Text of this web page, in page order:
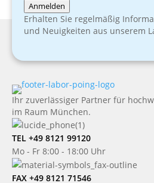
Anmelden
Erhalten Sie regelmäßig
und Neuigkeiten aus unserem
Ihr zuverlässiger Partner für
im Raum München.
TEL +49 8121 99120
Mo - Fr 8:00 - 18:00 Uhr
FAX +49 8121 71546